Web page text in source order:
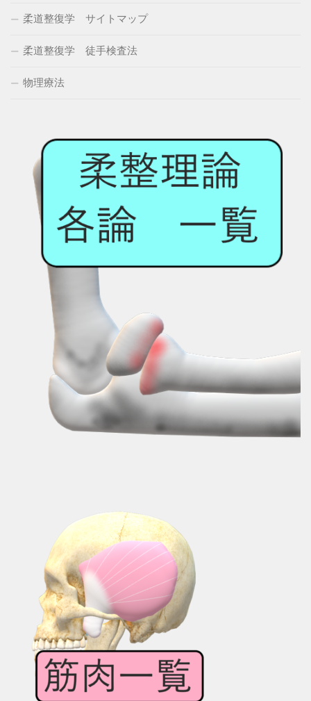
柔道整復学 サイトマップ
柔道整復学 徒手検査法
物理療法